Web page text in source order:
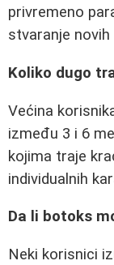
privremeno
stvaranje
Koliko dugo
Većina
između 3 i 6
kojima traje
individualnih
Da li botoks
Neki korisnici